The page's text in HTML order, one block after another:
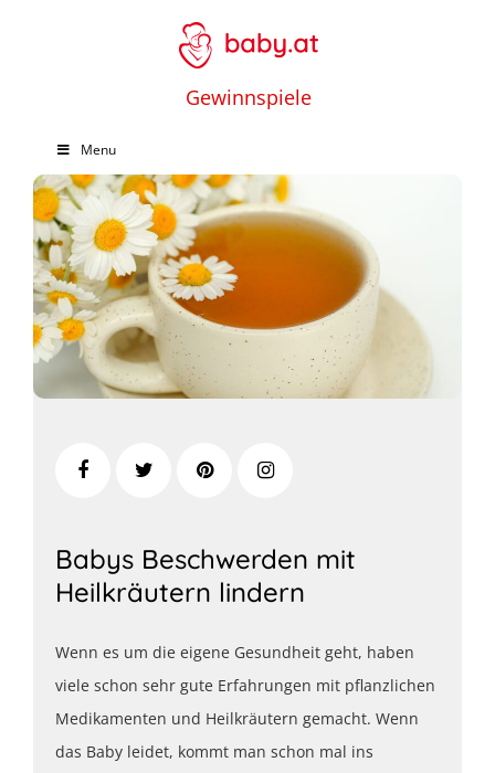
Gewinnspiele
Menu
Babys Beschwerden mit
Heilkräutern lindern
Wenn es um die eigene Gesundheit geht, haben
viele schon sehr gute Erfahrungen mit pflanzlichen
Medikamenten und Heilkräutern gemacht. Wenn
das Baby leidet, kommt man schon mal ins